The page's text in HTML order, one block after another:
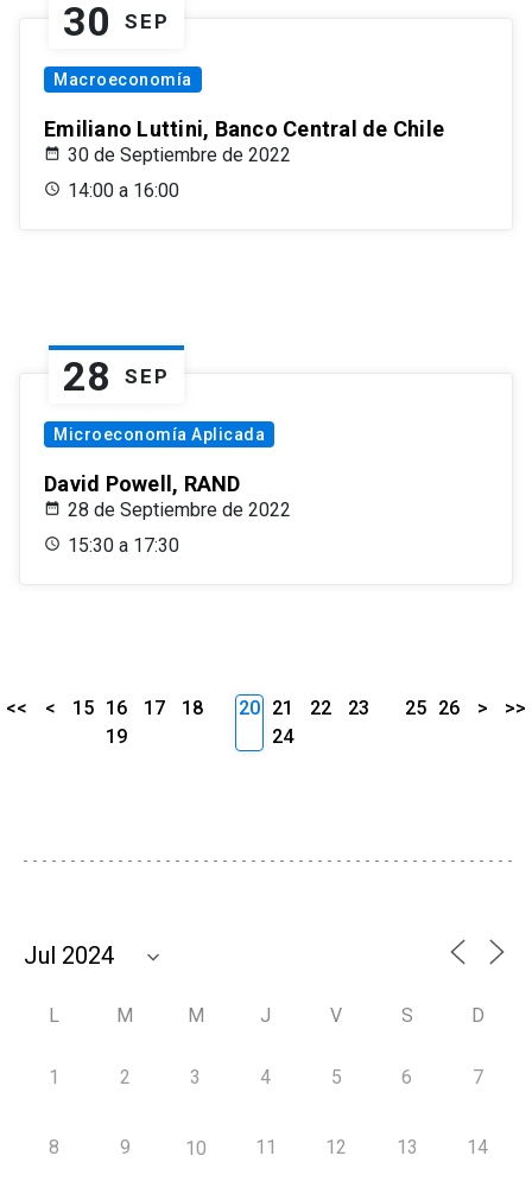
30 SEP
Macroeconomía
Emiliano Luttini, Banco Central de Chile
30 de Septiembre de 2022
14:00 a 16:00
28 SEP
Microeconomía Aplicada
David Powell, RAND
28 de Septiembre de 2022
15:30 a 17:30
<< < 15 16 17
18
19
20 21 22
23
24
25 26 > >>
L M M J V S D
1 2 3 4 5 6 7
8 9 10 11 12 13 14